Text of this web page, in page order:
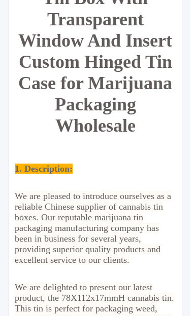
Transparent
Window And Insert
Custom Hinged Tin
Case for Marijuana
Packaging
Wholesale
1. Description:
We are pleased to introduce ourselves as a
reliable Chinese supplier of cannabis tin
boxes. Our reputable marijuana tin
packaging manufacturing company has
been in business for several years,
providing superior quality products and
excellent service to our clients.
We are delighted to present our latest
product, the 78X112x17mmH cannabis tin.
This tin is perfect for packaging weed,